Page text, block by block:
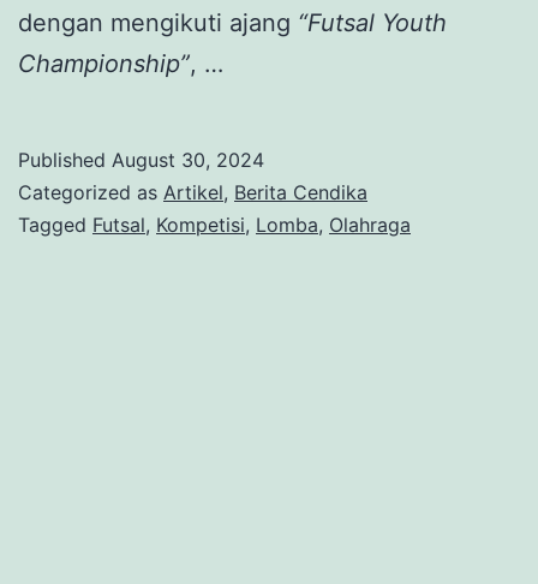
dengan mengikuti ajang “Futsal Youth
Championship”, …
Published August 30, 2024
Categorized as Artikel, Berita Cendika
Tagged Futsal, Kompetisi, Lomba, Olahraga